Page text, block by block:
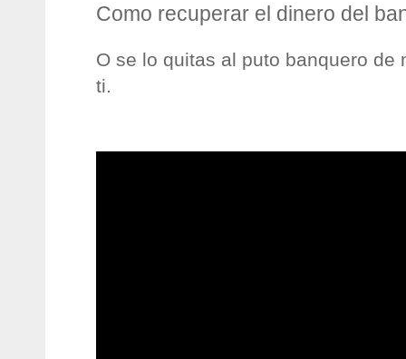
Como recuperar el dinero del
O se lo quitas al puto banquero de
ti.